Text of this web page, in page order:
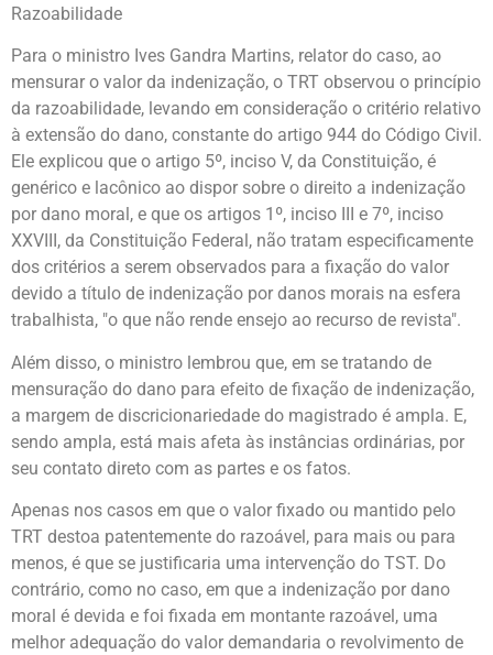
Razoabilidade
Para o ministro Ives Gandra Martins, relator do caso, ao
mensurar o valor da indenização, o TRT observou o princípio
da razoabilidade, levando em consideração o critério relativo
à extensão do dano, constante do artigo 944 do Código Civil.
Ele explicou que o artigo 5º, inciso V, da Constituição, é
genérico e lacônico ao dispor sobre o direito a indenização
por dano moral, e que os artigos 1º, inciso III e 7º, inciso
XXVIII, da Constituição Federal, não tratam especificamente
dos critérios a serem observados para a fixação do valor
devido a título de indenização por danos morais na esfera
trabalhista, "o que não rende ensejo ao recurso de revista".
Além disso, o ministro lembrou que, em se tratando de
mensuração do dano para efeito de fixação de indenização,
a margem de discricionariedade do magistrado é ampla. E,
sendo ampla, está mais afeta às instâncias ordinárias, por
seu contato direto com as partes e os fatos.
Apenas nos casos em que o valor fixado ou mantido pelo
TRT destoa patentemente do razoável, para mais ou para
menos, é que se justificaria uma intervenção do TST. Do
contrário, como no caso, em que a indenização por dano
moral é devida e foi fixada em montante razoável, uma
melhor adequação do valor demandaria o revolvimento de